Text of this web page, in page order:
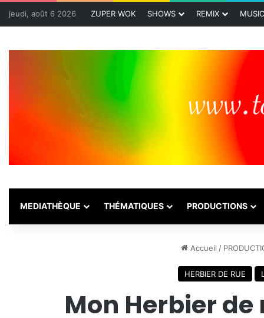
jeudi, août 6 2026 ZUPER WOK SHOWS REMIX MUSIC
MEDIATHÈQUE THÉMATIQUES PRODUCTIONS
Accueil /
HERBIER DE RUE
Mon Herbier